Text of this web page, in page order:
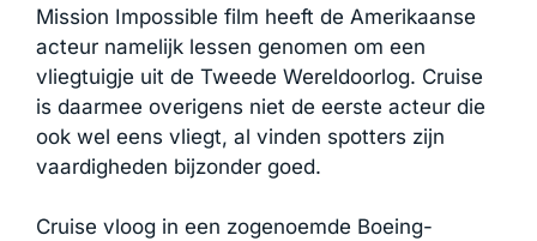
Mission Impossible film heeft de Amerikaanse
acteur namelijk lessen genomen om een
vliegtuigje uit de Tweede Wereldoorlog. Cruise
is daarmee overigens niet de eerste acteur die
ook wel eens vliegt, al vinden spotters zijn
vaardigheden bijzonder goed.
Cruise vloog in een zogenoemde Boeing-